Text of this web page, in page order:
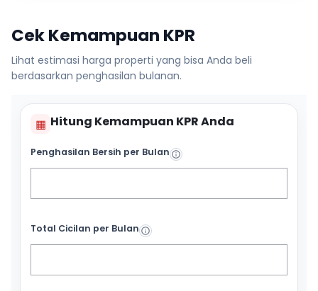
Cek Kemampuan KPR
Lihat estimasi harga properti yang bisa Anda beli
berdasarkan penghasilan bulanan.
▦ Hitung Kemampuan KPR Anda
Penghasilan Bersih per Bulan
Total Cicilan per Bulan